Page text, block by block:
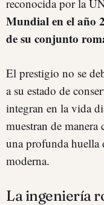
reconocida por la
Mundial en el año
de su conjunto
El prestigio no se
a su estado de
integran en la vida
muestran de
una profunda huella
moderna.
La ingeniería